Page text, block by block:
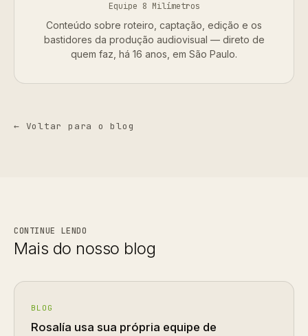
Equipe 8 Milímetros
Conteúdo sobre roteiro, captação, edição e os
bastidores da produção audiovisual — direto de
quem faz, há 16 anos, em São Paulo.
← Voltar para o blog
CONTINUE LENDO
Mais do nosso blog
BLOG
Rosalía usa sua própria equipe de